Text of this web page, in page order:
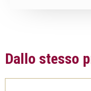
Dallo stesso